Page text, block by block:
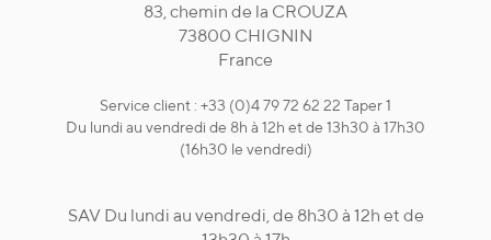
83, chemin de la CROUZA
73800 CHIGNIN
France
Service client : +33 (0)4 79 72 62 22 Taper 1
Du lundi au vendredi de 8h à 12h et de 13h30 à 17h30
(16h30 le vendredi)
SAV Du lundi au vendredi, de 8h30 à 12h et de